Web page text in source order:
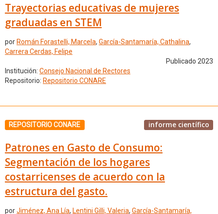
Trayectorias educativas de mujeres
graduadas en STEM
por Román Forastelli, Marcela, García-Santamaría, Cathalina,
Carrera Cerdas, Felipe
Publicado 2023
Institución: Consejo Nacional de Rectores
Repositorio: Repositorio CONARE
REPOSITORIO CONARE informe científico
Patrones en Gasto de Consumo:
Segmentación de los hogares
costarricenses de acuerdo con la
estructura del gasto.
porJiménez, Ana Lía, Lentini Gilli, Valeria, García-Santamaría,